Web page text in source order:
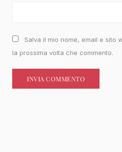
Salva il mio nome, email e sito
la prossima volta che commento.